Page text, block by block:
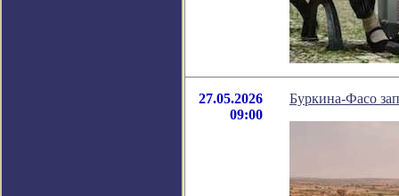
27.05.2026
09:00
Буркина-Фасо